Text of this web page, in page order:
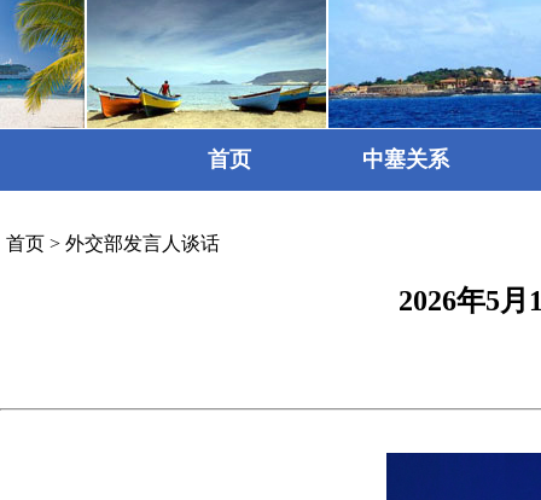
首页 中塞关系
首页 > 外交部发言人谈话
2026年5